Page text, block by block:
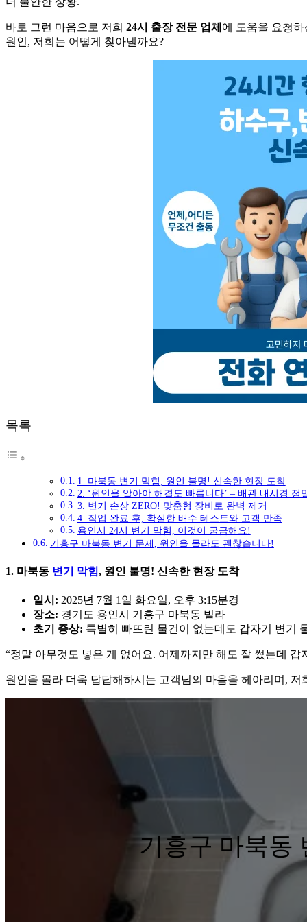
바로 그런 마음으로 저희 24시 출장 전문 업체 에 도움을 요청
원인, 저희는 어떻게 찾아낼까요?
목록
1. 마북동 변기 막힘, 원인 불명! 신속한 현장 도착
2. ‘원인을 알아야 해결도 빠릅니다’ – 배관 내시경 정
3. 변기 손상 ZERO! 맞춤형 장비로 완벽 제거
4. 작업 완료 후, 확실한 배수 테스트와 고객 만족
용인시 24시 변기 막힘, 이것이 궁금해요!
기흥구 마북동 변기 문제, 원인을 몰라도 괜찮습니다!
1. 마북동 변기 막힘, 원인 불명! 신속한 현장 도착
일시: 2025년 7월 1일 화요일, 오후 3:15분경
장소: 경기도 용인시 기흥구 마북동 빌라
초기 증상: 특별히 빠뜨린 물건이 없는데도 갑자기 변기
“정말 아무것도 넣은 게 없어요. 어제까지만 해도 잘 썼는데
원인을 몰라 더욱 답답해하시는 고객님의 마음을 헤아리며, 저
기흥구 마북동